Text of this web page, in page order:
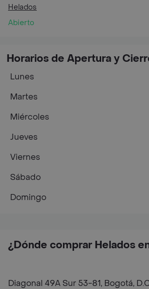
Helados
Abierto
¿Dónde comprar Helados
Diagonal 49A Sur 53-81, Bogotá,
Horarios de Apertura y
Lunes
Martes
Miércoles
Jueves
Viernes
Sábado
Domingo